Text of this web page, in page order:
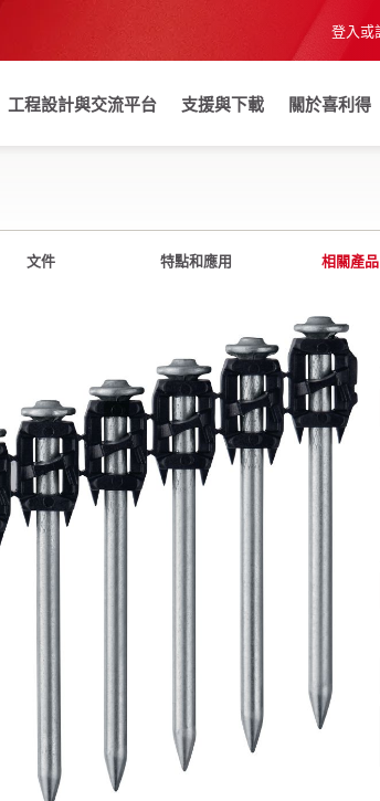
登入或
工程設計與交流平台 支援與下載 關於喜利得
文件 特點和應用 相關產品